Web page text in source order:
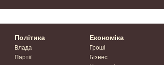
Політика
Влада
Партії
Економіка
Гроші
Бізнес